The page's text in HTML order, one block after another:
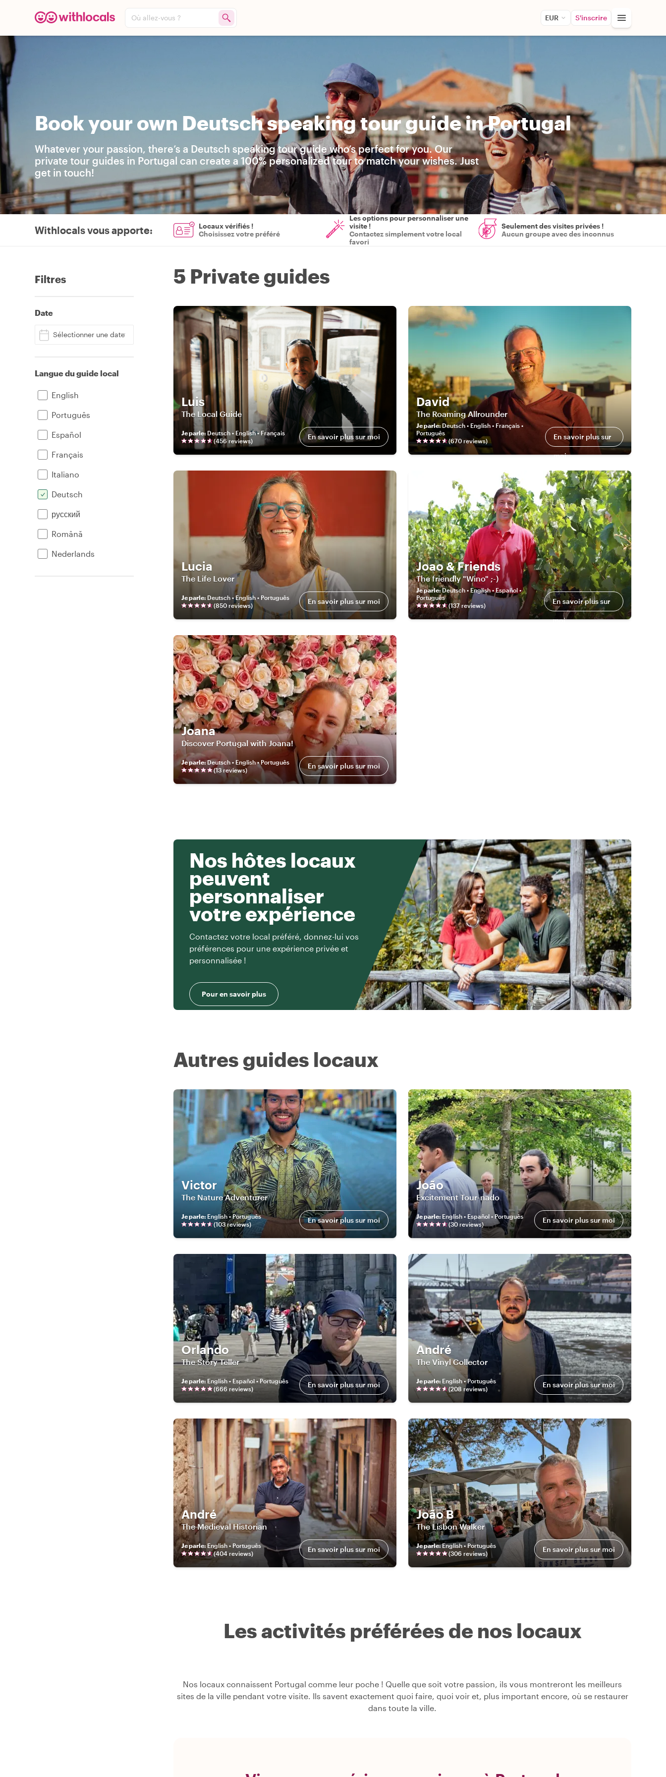
Où allez-vous ? EUR S'inscrire
Book your own Deutsch speaking tour guide in Portugal
Whatever your passion, there’s a Deutsch speaking tour guide who’s perfect for you. Our
private tour guides in Portugal can create a 100% personalized tour to match your wishes. Just
get in touch!
Withlocals vous apporte:
Locaux vérifiés !
Choisissez votre préféré
Les options pour personnaliser une
visite !
Contactez simplement votre local
favori
Seulement des visites privées !
Aucun groupe avec des inconnus
Filtres
Date
Sélectionner une date
Langue du guide local
English
Português
Español
Français
Italiano
Deutsch
русский
Română
Nederlands
5 Private guides
Luis
The Local Guide
Je parle: Deutsch • English • Français
(456 reviews) En savoir plus sur moi
David
The Roaming Allrounder
Je parle: Deutsch • English • Français •
Português
(670 reviews) En savoir plus sur
moi
Lucia
The Life Lover
Je parle: Deutsch • English • Português
(850 reviews) En savoir plus sur moi
Joao & Friends
The friendly "Wino" ;-)
Je parle:Deutsch • English • Español •
Português
(137 reviews) En savoir plus sur
moi
Joana
Discover Portugal with Joana!
Je parle: Deutsch • English • Português
(13 reviews) En savoir plus sur moi
Nos hôtes locaux
peuvent
personnaliser
votre expérience
Contactez votre local préféré, donnez-lui vos
préférences pour une expérience privée et
personnalisée !
Pour en savoir plus
Autres guides locaux
Victor
The Nature Adventurer
Je parle: English • Português
(103reviews) En savoir plus sur moi
João
Excitement Tour-nado
Je parle: English • Español • Português
(30 reviews) En savoir plus sur moi
Orlando
The Story Teller
Je parle: English • Español • Português
(666 reviews) En savoir plus sur moi
André
The Vinyl Collector
Je parle: English • Português
(208 reviews) En savoir plus sur moi
André
The Medieval Historian
Je parle: English • Português
(404 reviews) En savoir plus sur moi
João B
The Lisbon Walker
Je parle:English • Português
(306 reviews) En savoir plus sur moi
Les activités préférées de nos locaux
Nos locaux connaissent Portugal comme leur poche ! Quelle que soit votre passion, ils vous montreront les meilleurs
sites de la ville pendant votre visite. Ils savent exactement quoi faire, quoi voir et, plus important encore, où se restaurer
dans toute la ville.